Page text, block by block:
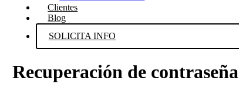
Clientes
Blog
SOLICITA INFO
Recuperación de contraseña